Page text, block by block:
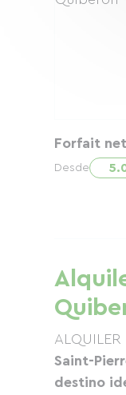
Forfait
Desde
ALQUILER
Saint-
destino